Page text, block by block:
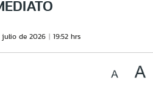
julio de 2026 19:52 hrs